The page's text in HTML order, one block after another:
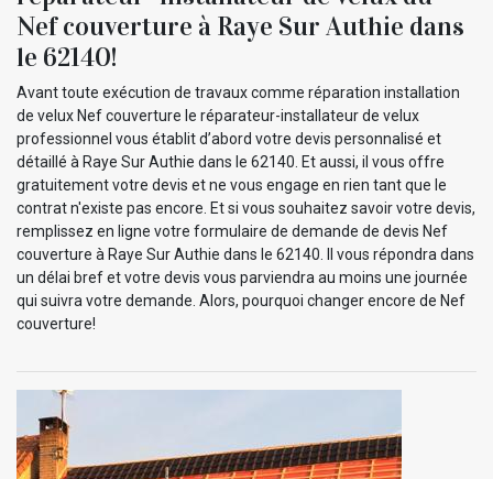
Nef couverture à Raye Sur Authie dans
le 62140!
Avant toute exécution de travaux comme réparation installation
de velux Nef couverture le réparateur-installateur de velux
professionnel vous établit d’abord votre devis personnalisé et
détaillé à Raye Sur Authie dans le 62140. Et aussi, il vous offre
gratuitement votre devis et ne vous engage en rien tant que le
contrat n'existe pas encore. Et si vous souhaitez savoir votre devis,
remplissez en ligne votre formulaire de demande de devis Nef
couverture à Raye Sur Authie dans le 62140. Il vous répondra dans
un délai bref et votre devis vous parviendra au moins une journée
qui suivra votre demande. Alors, pourquoi changer encore de Nef
couverture!